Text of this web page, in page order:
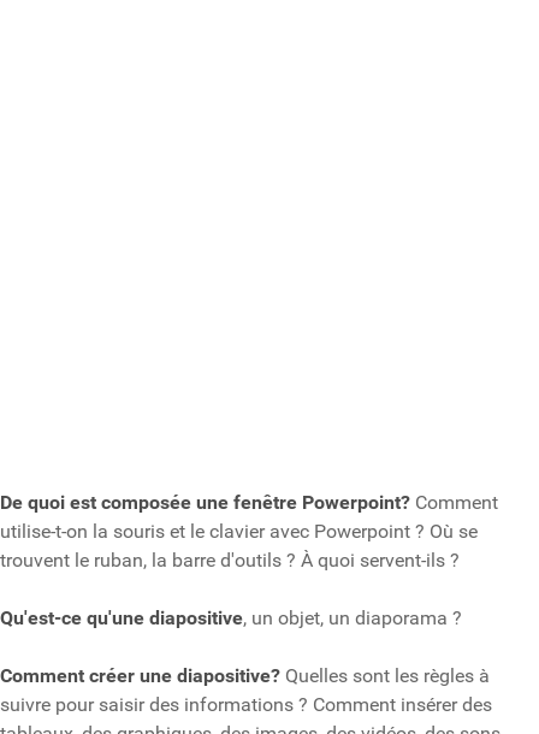
De quoi est composée une fenêtre Powerpoint? Comment
utilise-t-on la souris et le clavier avec Powerpoint ? Où se
trouvent le ruban, la barre d'outils ? À quoi servent-ils ?
Qu'est-ce qu'une diapositive, un objet, un diaporama ?
Comment créer une diapositive? Quelles sont les règles à
suivre pour saisir des informations ? Comment insérer des